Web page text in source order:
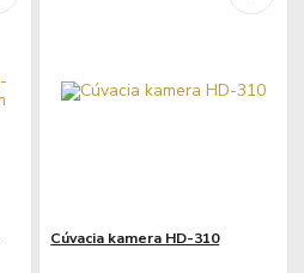
Cúvacia kamera HD-310